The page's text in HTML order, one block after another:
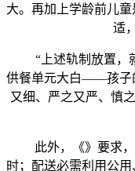
大。再加上学龄前儿
适
“上述轨制放置，就
供餐单元大白——孩子
又细、严之又严、慎
此外，《》要求，
时；配送必需利用公